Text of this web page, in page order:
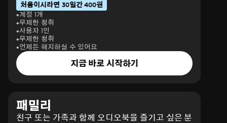
처음이시라면 30일간 400원
계정 1개
무제한 청취
사용자 1인
무제한 청취
언제든 해지하실 수 있어요
지금 바로 시작하기
패밀리
친구 또는 가족과 함께 오디오북을 즐기고 싶은 분